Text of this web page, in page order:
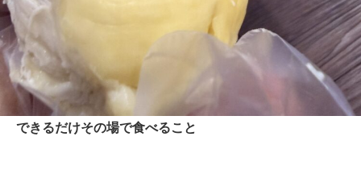
できるだけその場で食べること